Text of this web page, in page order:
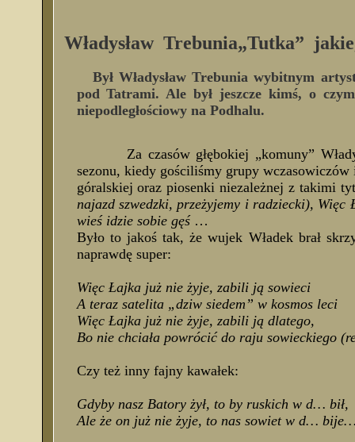
Władysław Trebunia„Tutka”
Był Władysław Trebunia wybitnym
pod Tatrami. Ale był jeszcze kimś, o
niepodległościowy na Podhalu.
Za czasów głębokiej „komuny”
sezonu, kiedy gościliśmy grupy
góralskiej oraz piosenki niezależnej z takimi
najazd szwedzki, przeżyjemy i radziecki),
wieś idzie sobie gęś …
Było to jakoś tak, że wujek Władek brał
naprawdę super:
Więc Łajka już nie żyje, zabili ją sowieci
A teraz satelita „dziw siedem” w kosmos leci
Więc Łajka już nie żyje, zabili ją dlatego,
Bo nie chciała powrócić do raju sowieckiego
Czy też inny fajny kawałek:
Gdyby nasz Batory żył, to by ruskich w d… bił,
Ale że on już nie żyje, to nas sowiet w d…